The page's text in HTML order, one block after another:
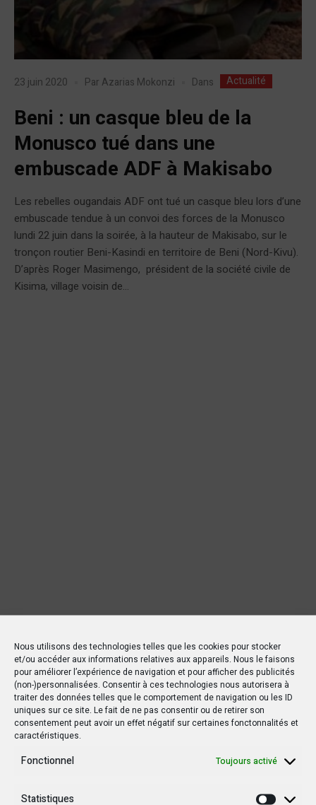
Nous utilisons des technologies telles que les cookies pour stocker
et/ou accéder aux informations relatives aux appareils. Nous le faisons
pour améliorer l’expérience de navigation et pour afficher des publicités
(non-)personnalisées. Consentir à ces technologies nous autorisera à
traiter des données telles que le comportement de navigation ou les ID
uniques sur ce site. Le fait de ne pas consentir ou de retirer son
consentement peut avoir un effet négatif sur certaines fonctonnalités et
caractéristiques.
Fonctionnel Toujours activé
Statistiques
23 juin 2020 Par Azarias Mokonzi Dans Actualité
Beni : un casque bleu de la
Monusco tué dans une
embuscade ADF à Makisabo
Les rebelles ougandais ADF ont tué un casque bleu lors d’une
embuscade tendue à un convoi des forces de la Monusco
lundi 22 juin dans la soirée, à la hauteur de Makisabo, sur le
tronçon routier Beni-Kasindi en territoire de Beni (Nord-Kivu).
D’après Roger Masimengo, président de la société civile de
Kisima, village voisin de...